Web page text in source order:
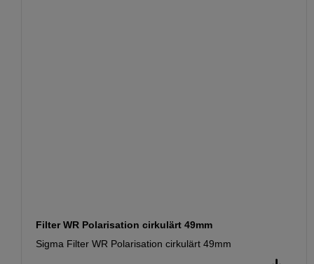
Filter WR Polarisation cirkulärt 49mm
Sigma Filter WR Polarisation cirkulärt 49mm